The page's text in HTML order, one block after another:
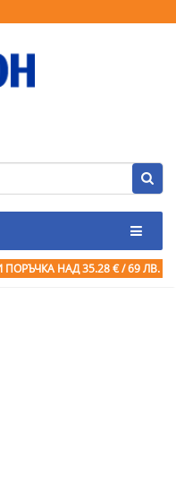
ПОРЪЧКА НАД 35.28 € / 69 ЛВ.